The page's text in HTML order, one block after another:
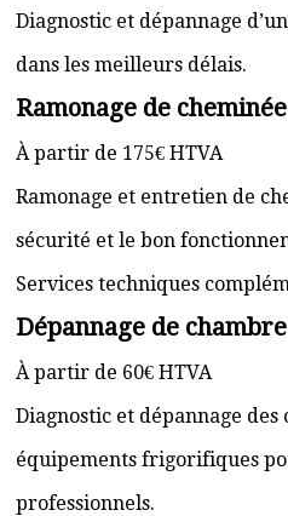
Diagnostic et dépannage
dans les meilleurs délais.
Ramonage de
À partir de 175€ HTVA
Ramonage et entretien de
sécurité et le bon
Services techniques
Dépannage de
À partir de 60€ HTVA
Diagnostic et dépannage
équipements frigorifiques
professionnels.